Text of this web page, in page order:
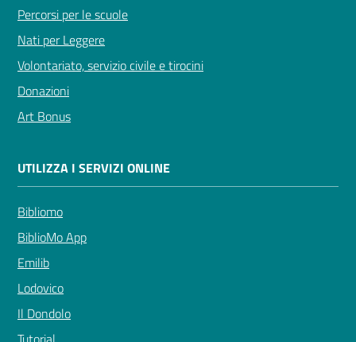
Percorsi per le scuole
Nati per Leggere
Volontariato, servizio civile e tirocini
Donazioni
Art Bonus
UTILIZZA I SERVIZI ONLINE
Bibliomo
BiblioMo App
Emilib
Lodovico
Il Dondolo